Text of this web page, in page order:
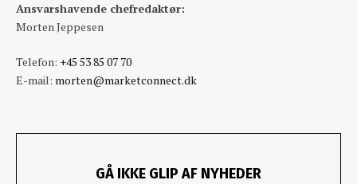
Ansvarshavende chefredaktør:
Morten Jeppesen
Telefon: +45 53 85 07 70
E-mail: morten@marketconnect.dk
GÅ IKKE GLIP AF NYHEDER